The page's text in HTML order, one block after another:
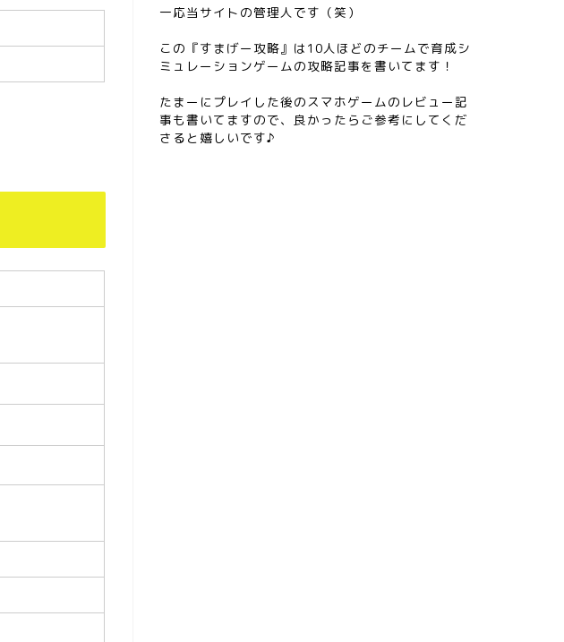
一応当サイトの管理人です（笑）
この『すまげー攻略』は10人ほどのチームで育成シ
ミュレーションゲームの攻略記事を書いてます！
たまーにプレイした後のスマホゲームのレビュー記
事も書いてますので、良かったらご参考にしてくだ
さると嬉しいです♪